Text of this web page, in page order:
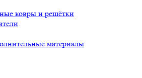
ковры и решётки
материалы